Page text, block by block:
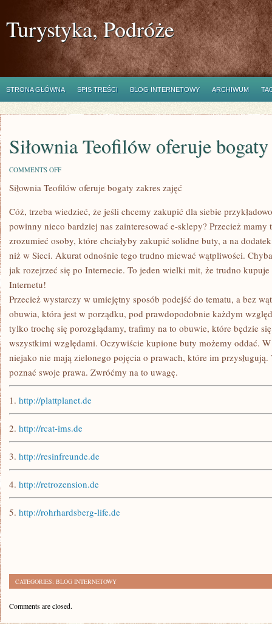
Turystyka, Podróże
STRONA GŁÓWNA SPIS TREŚCI BLOG INTERNETOWY ARCHIWUM
Siłownia Teofilów oferuje bogaty
COMMENTS OFFON
TEOFILÓW
ZAKRES
ZAJĘĆ
Siłownia Teofilów oferuje bogaty zakres zajęć
Cóż, trzeba wiedzieć, że jeśli chcemy zakupić dla siebie
powinny nieco bardziej nas zainteresować e-sklepy? Przecież
zrozumieć osoby, które chciałyby zakupić solidne buty, a na
niż w Sieci. Akurat odnośnie tego trudno miewać wątpliwości.
jak rozejrzeć się po Internecie. To jeden wielki mit, że trudno
Internetu!
Przecież wystarczy w umiejętny sposób podejść do tematu, a bez
obuwia, która jest w porządku, pod prawdopodobnie każdym
tylko trochę się porozglądamy, trafimy na to obuwie, które będzie
wszystkimi względami. Oczywiście kupione buty możemy oddać.
niejako nie mają zielonego pojęcia o prawach, które im przysługują.
poznać swoje prawa. Zwróćmy na to uwagę.
1. http://plattplanet.de
2. http://rcat-ims.de
3. http://resinfreunde.de
4. http://retrozension.de
5. http://rohrhardsberg-life.de
CATEGORIES: BLOG INTERNETOWY
Comments are closed.